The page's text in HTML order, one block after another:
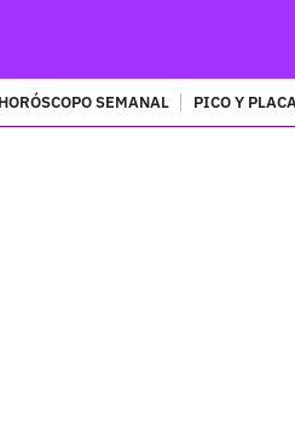
HORÓSCOPO SEMANAL PICO Y